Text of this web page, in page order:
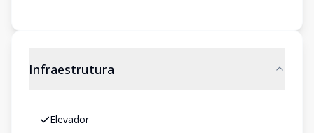
Infraestrutura
Elevador